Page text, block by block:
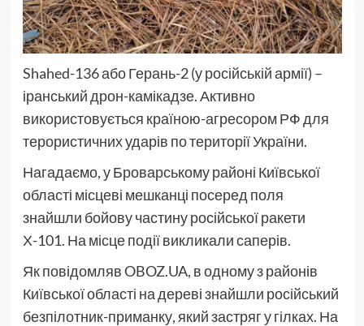
Shahed-136 або Герань-2 (у російській армії) –
іранський дрон-камікадзе. Активно
використовується країною-агресором РФ для
терористичних ударів по території України.
Нагадаємо, у Броварському районі Київської
області місцеві мешканці посеред поля
знайшли бойову частину російської ракети
Х-101. На місце події викликали саперів.
Як повідомляв OBOZ.UA, в одному з районів
Київської області на дереві знайшли російський
безпілотник-приманку, який застряг у гілках. На